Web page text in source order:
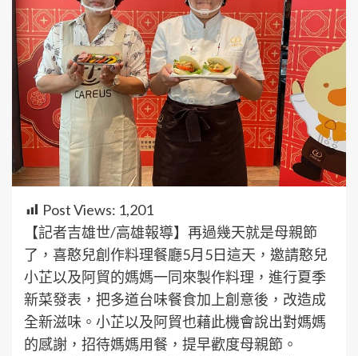
Post Views: 1,201
【記者吉雄世/高雄報導】再過幾天就是母親節
了，喜憨兒創作料理餐廳5月5日這天，邀請憨兒
小芷以及阿貿的媽媽一同來製作料理，進行夏季
新菜發表，把多道台味餐食加上創意後，改造成
全新滋味。小芷以及阿貿也藉此機會說出對媽媽
的感謝，招待媽媽用餐，提早歡度母親節。